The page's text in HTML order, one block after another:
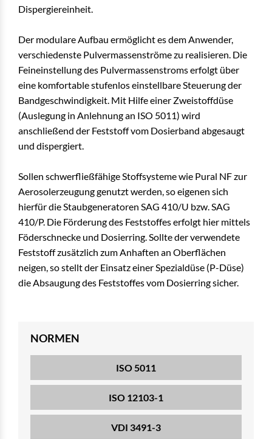
Dispergiereinheit.
Der modulare Aufbau ermöglicht es dem Anwender,
verschiedenste Pulvermassenströme zu realisieren. Die
Feineinstellung des Pulvermassenstroms erfolgt über
eine komfortable stufenlos einstellbare Steuerung der
Bandgeschwindigkeit. Mit Hilfe einer Zweistoffdüse
(Auslegung in Anlehnung an ISO 5011) wird
anschließend der Feststoff vom Dosierband abgesaugt
und dispergiert.
Sollen schwerfließfähige Stoffsysteme wie Pural NF zur
Aerosolerzeugung genutzt werden, so eigenen sich
hierfür die Staubgeneratoren SAG 410/U bzw. SAG
410/P. Die Förderung des Feststoffes erfolgt hier mittels
Föderschnecke und Dosierring. Sollte der verwendete
Feststoff zusätzlich zum Anhaften an Oberflächen
neigen, so stellt der Einsatz einer Spezialdüse (P-Düse)
die Absaugung des Feststoffes vom Dosierring sicher.
NORMEN
ISO 5011
ISO 12103-1
VDI 3491-3